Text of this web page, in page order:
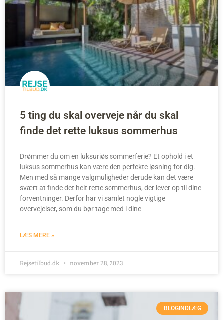
5 ting du skal overveje når du skal
finde det rette luksus sommerhus
Drømmer du om en luksuriøs sommerferie? Et ophold i et
luksus sommerhus kan være den perfekte løsning for dig.
Men med så mange valgmuligheder derude kan det være
svært at finde det helt rette sommerhus, der lever op til dine
forventninger. Derfor har vi samlet nogle vigtige
overvejelser, som du bør tage med i dine
LÆS MERE »
Rejsetilbud.dk november 28, 2023
BLOGINDLÆG